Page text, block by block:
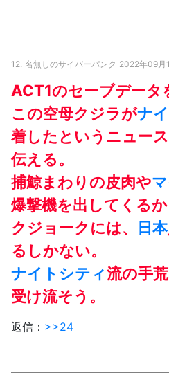
12. 名無しのサイバーパンク 2022年09月
ACT1のセーブデータ
この空母クジラがナ
着したというニュー
伝える。
捕鯨まわりの皮肉や
爆撃機を出してくる
クジョークには、
日本
るしかない。
ナイトシティ流の手
受け流そう。
返信： >>24